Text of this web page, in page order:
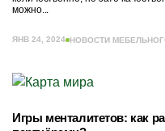
можно...
ЯНВ 24, 2024 НОВОСТИ
Игры менталитетов: как